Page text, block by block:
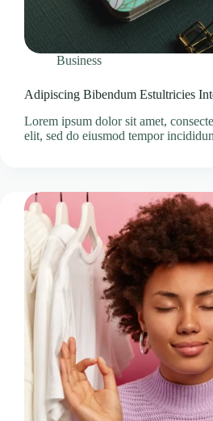
Business
Adipiscing Bibendum Estultricies
Lorem ipsum dolor sit amet,
elit, sed do eiusmod tempor